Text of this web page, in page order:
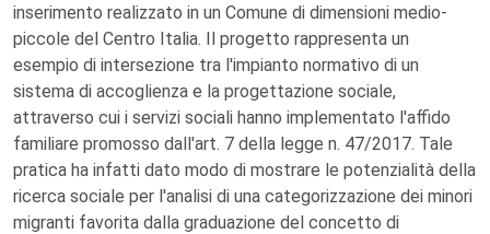
inserimento realizzato in un Comune di dimensioni medio-
piccole del Centro Italia. Il progetto rappresenta un
esempio di intersezione tra l'impianto normativo di un
sistema di accoglienza e la progettazione sociale,
attraverso cui i servizi sociali hanno implementato l'affido
familiare promosso dall'art. 7 della legge n. 47/2017. Tale
pratica ha infatti dato modo di mostrare le potenzialità della
ricerca sociale per l'analisi di una categorizzazione dei minori
migranti favorita dalla graduazione del concetto di